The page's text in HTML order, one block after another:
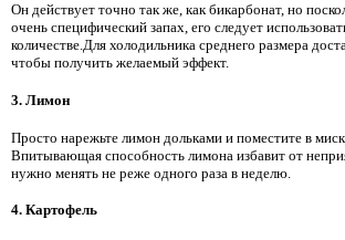
Он действует точно так же, как бикарбонат, но
очень специфический запах, его следует
количестве.Для холодильника среднего размера
чтобы получить желаемый эффект.
3. Лимон
Просто нарежьте лимон дольками и поместите в
Впитывающая способность лимона избавит от
нужно менять не реже одного раза в неделю.
4. Картофель